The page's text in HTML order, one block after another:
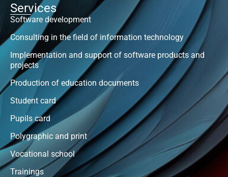
Services
Software development
Consulting in the field of information technology
Implementation and support of software products and
projects
Production of education documents
Student card
Pupils card
Polygraphic and print
Vocational school
Trainings